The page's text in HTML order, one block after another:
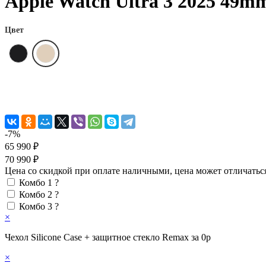
Цвет
-7%
65 990 ₽
70 990 ₽
Цена со скидкой при оплате наличными, цена может
Комбо 1 ?
Комбо 2 ?
Комбо 3 ?
×
Чехол Silicone Case + защитное стекло Remax за 0р
×